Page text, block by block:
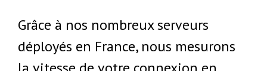
Grâce à nos nombreux serveurs
déployés en France, nous mesurons